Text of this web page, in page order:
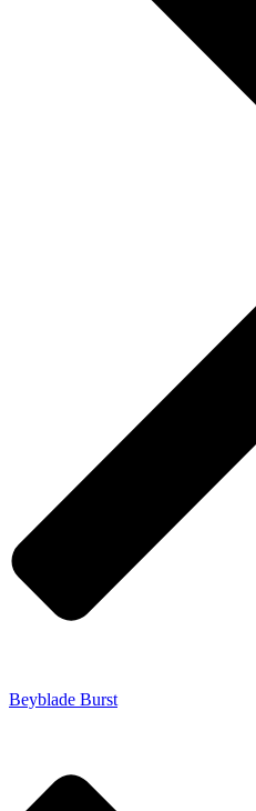
Beyblade Burst